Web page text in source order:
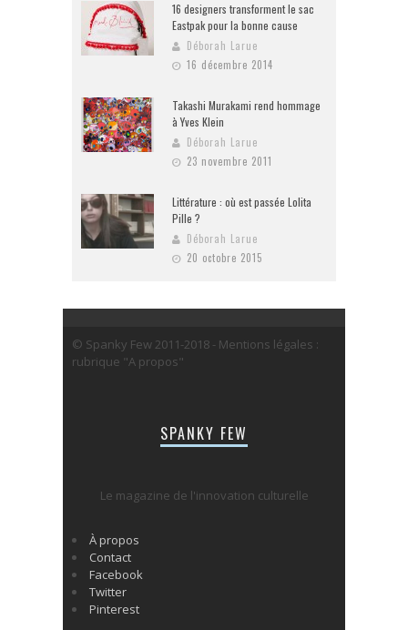
16 designers transforment le sac
Eastpak pour la bonne cause
Déborah Larue
16 décembre 2014
Takashi Murakami rend hommage
à Yves Klein
Déborah Larue
23 novembre 2011
Littérature : où est passée Lolita
Pille ?
Déborah Larue
20 octobre 2015
© Spanky Few 2011-2018 - Mentions légales :
rubrique "A propos"
SPANKY FEW
Le magazine de l'innovation culturelle
À propos
Contact
Facebook
Twitter
Pinterest